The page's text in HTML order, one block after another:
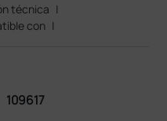
técnica |
con |
109617